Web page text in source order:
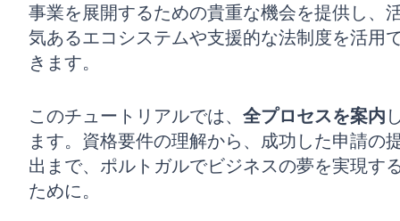
事業を展開するための貴重な機会を提供し、
気あるエコシステムや支援的な法制度を活用
きます。
このチュートリアルでは、 全プロセスを案内
ます。資格要件の理解から、成功した申請の
出まで、ポルトガルでビジネスの夢を実現す
ために。